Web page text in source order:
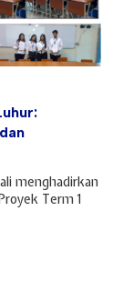
menghadirkan
Term 1